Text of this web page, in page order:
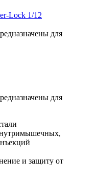
для
для
и защиту от